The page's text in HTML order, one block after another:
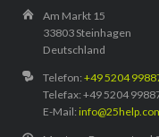
Am Markt 15
33803 Steinhagen
Deutschland
Telefon: +49 5204
Telefax: +49 5204
E-Mail: